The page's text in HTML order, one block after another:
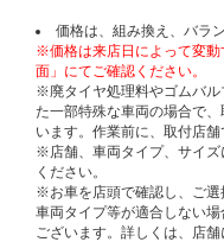
価格は、組み換え、バラ
※価格は来店日によって変
面」にてご確認ください。
※廃タイヤ処理料やゴムバル
た一部特殊な車両の場合で
います。作業前に、取付店
※店舗、車両タイプ、サイズ
ください。
※お車を店頭で確認し、ご選
車両タイプ等が適合しない
ございます。詳しくは、店舗